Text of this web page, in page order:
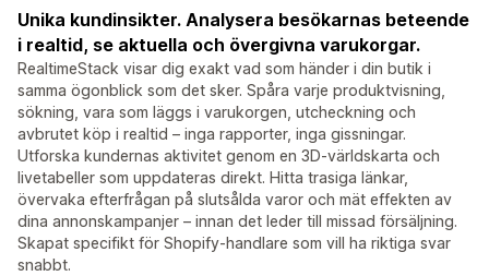
Unika kundinsikter. Analysera besökarnas beteende
i realtid, se aktuella och övergivna varukorgar.
RealtimeStack visar dig exakt vad som händer i din butik i
samma ögonblick som det sker. Spåra varje produktvisning,
sökning, vara som läggs i varukorgen, utcheckning och
avbrutet köp i realtid – inga rapporter, inga gissningar.
Utforska kundernas aktivitet genom en 3D-världskarta och
livetabeller som uppdateras direkt. Hitta trasiga länkar,
övervaka efterfrågan på slutsålda varor och mät effekten av
dina annonskampanjer – innan det leder till missad försäljning.
Skapat specifikt för Shopify-handlare som vill ha riktiga svar
snabbt.